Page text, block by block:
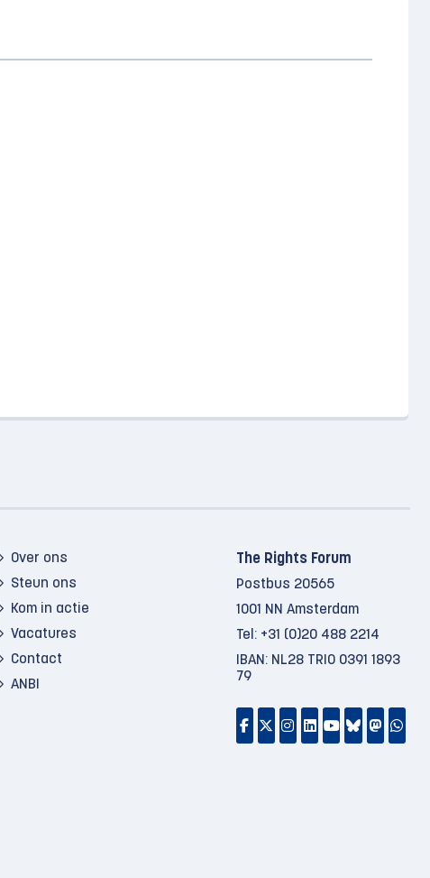
Over ons
Steun ons
Kom in actie
Vacatures
Contact
ANBI
The Rights Forum
Postbus 20565
1001 NN Amsterdam
Tel: +31 (0)20 488 2214
IBAN: NL28 TRIO 0391 1893
79